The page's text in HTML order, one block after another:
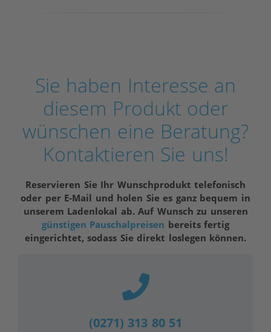
Sie haben Interesse an
diesem Produkt oder
wünschen eine Beratung?
Kontaktieren Sie uns!
Reservieren Sie Ihr Wunschprodukt telefonisch
oder per E-Mail und holen Sie es ganz bequem in
unserem Ladenlokal ab. Auf Wunsch zu unseren
günstigen Pauschalpreisen bereits fertig
eingerichtet, sodass Sie direkt loslegen können.
(0271) 313 80 51